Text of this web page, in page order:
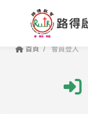
首頁 會員登入